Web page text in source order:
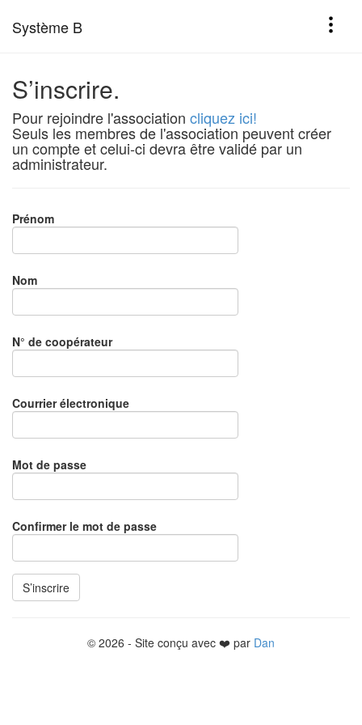
Système B
S’inscrire.
Pour rejoindre l'association cliquez ici!
Seuls les membres de l'association peuvent créer
un compte et celui-ci devra être validé par un
administrateur.
Prénom
Nom
N° de coopérateur
Courrier électronique
Mot de passe
Confirmer le mot de passe
© 2026 - Site conçu avec ❤️ par Dan